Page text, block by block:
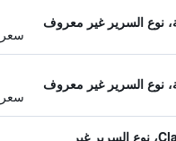
نوع السرير غير معروف
سعر
نوع السرير غير معروف
سعر
Classic room، نوع السرير غير